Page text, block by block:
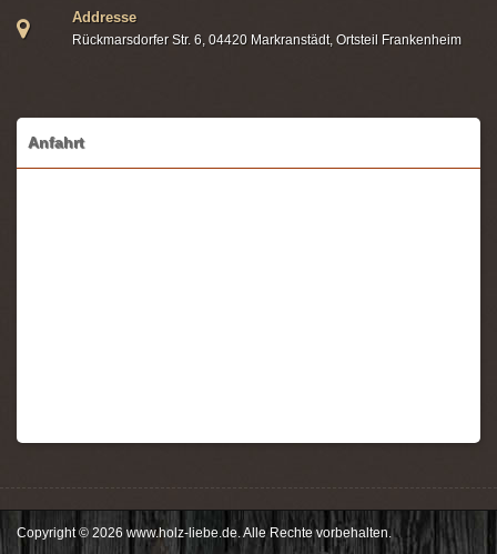
Addresse
Rückmarsdorfer Str. 6, 04420 Markranstädt, Ortsteil Frankenheim
Anfahrt
Copyright © 2026 www.holz-liebe.de. Alle Rechte vorbehalten.